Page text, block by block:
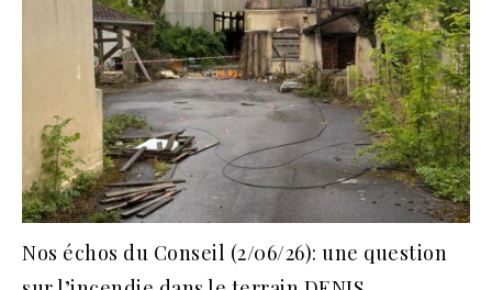
Nos échos du Conseil (2/06/26): une question